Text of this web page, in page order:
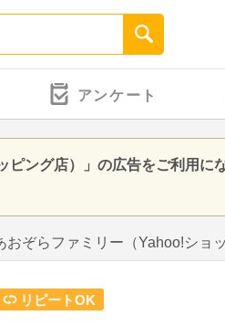
アンケート
ング店）」の広告をご利用に
おぞらファミリー（Yahoo!ショ
リピートOK